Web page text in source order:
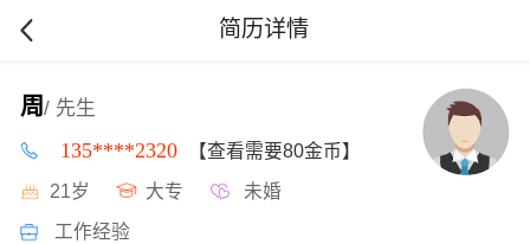
简历详情
周/ 先生
135****2320 【查看需要80金币】
21岁 大专 未婚
工作经验